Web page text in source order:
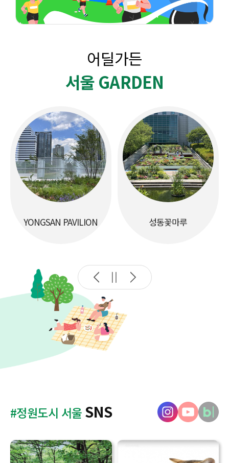
어딜가든
서울 GARDEN
YONGSAN PAVILION 성동꽃마루
#정원도시 서울 SNS